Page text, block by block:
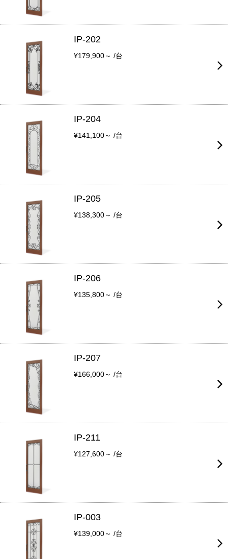
IP-202
¥179,900～ /台
IP-204
¥141,100～ /台
IP-205
¥138,300～ /台
IP-206
¥135,800～ /台
IP-207
¥166,000～ /台
IP-211
¥127,600～ /台
IP-003
¥139,000～ /台